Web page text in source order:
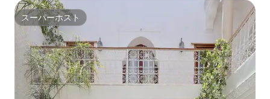
スーパーホスト
スーパーホスト